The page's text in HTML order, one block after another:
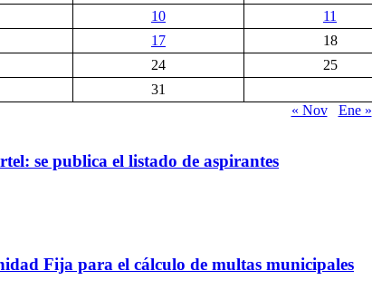
10 11
17 18
24 25
31
« Nov
Ene »
se publica el listado de aspirantes
Fija para el cálculo de multas municipales